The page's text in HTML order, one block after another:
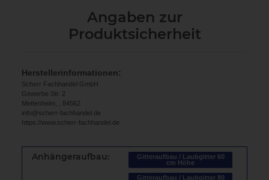
Angaben zur
Produktsicherheit
Herstellerinformationen:
Scherr Fachhandel GmbH
Gewerbe Str. 2
Mettenheim, , 84562
info@scherr-fachhandel.de
https://www.scherr-fachhandel.de
Anhängeraufbau:
Gitteraufbau / Laubgitter 60
cm Höhe
Gitteraufbau / Laubgitter 80